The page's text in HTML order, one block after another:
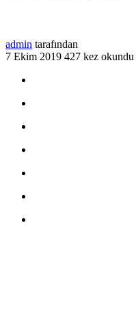
admin tarafından
7 Ekim 2019 427 kez okundu